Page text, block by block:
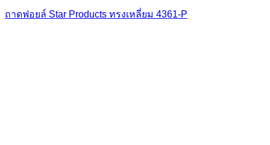
ถาดฟอยล์ Star Products ทรงเหลี่ยม 4361-P